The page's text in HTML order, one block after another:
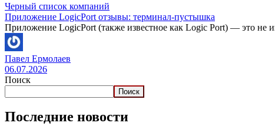
Черный список компаний
Приложение LogicPort отзывы: терминал-пустышка
Приложение LogicPort (также известное как Logic Port) — это не
Павел Ермолаев
06.07.2026
Поиск
Поиск
Последние новости